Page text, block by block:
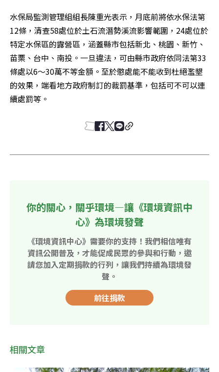
水保局監測管理組組長陳重光表示，月底前將依水保法第
12條，清查58處位於土石流潛勢溪流影響範圍，24處位於
特定水保區的露營區，涵蓋縣市包括新北、桃園、新竹、
苗栗、台中、南投。一旦違法，可由縣市政府依同法第33
條處以6～30萬不等金額。至於懲處能不能收到杜絕濫墾
的效果，端看地方政府制訂的裁罰基準，包括可不可以連
續處罰等。
你的關心，關乎環境—讓《環境資訊中
心》為環境發聲
《環境資訊中心》需要你的支持！我們相信唯有
資訊公開普及，才能促成民眾的參與和行動，邀
請您加入定期捐款的行列，讓我們持續為環境發
聲。
前往捐款
相關文章